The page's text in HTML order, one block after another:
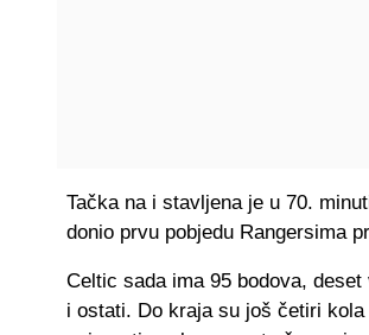
Tačka na i stavljena je u 70.
donio prvu pobjedu Rangersima
Celtic sada ima 95 bodova,
i ostati. Do kraja su još četiri